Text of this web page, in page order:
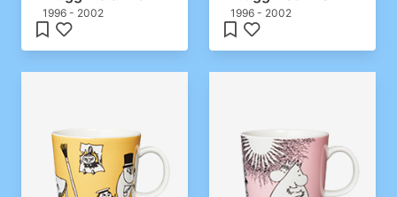
1996 - 2002 1996 - 2002